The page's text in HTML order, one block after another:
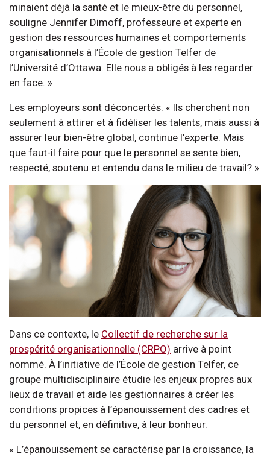
minaient déjà la santé et le mieux-être du personnel,
souligne Jennifer Dimoff, professeure et experte en
gestion des ressources humaines et comportements
organisationnels à l’École de gestion Telfer de
l’Université d’Ottawa. Elle nous a obligés à les regarder
en face. »
Les employeurs sont déconcertés. « Ils cherchent non
seulement à attirer et à fidéliser les talents, mais aussi à
assurer leur bien-être global, continue l’experte. Mais
que faut-il faire pour que le personnel se sente bien,
respecté, soutenu et entendu dans le milieu de travail? »
Dans ce contexte, le Collectif de recherche sur la
prospérité organisationnelle (CRPO) arrive à point
nommé. À l’initiative de l’École de gestion Telfer, ce
groupe multidisciplinaire étudie les enjeux propres aux
lieux de travail et aide les gestionnaires à créer les
conditions propices à l’épanouissement des cadres et
du personnel et, en définitive, à leur bonheur.
« L’épanouissement se caractérise par la croissance, la